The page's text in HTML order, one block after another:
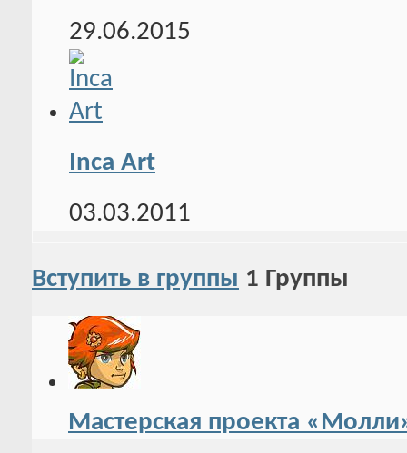
29.06.2015
Inca Art
03.03.2011
Вступить в группы 1 Группы
Мастерская проекта